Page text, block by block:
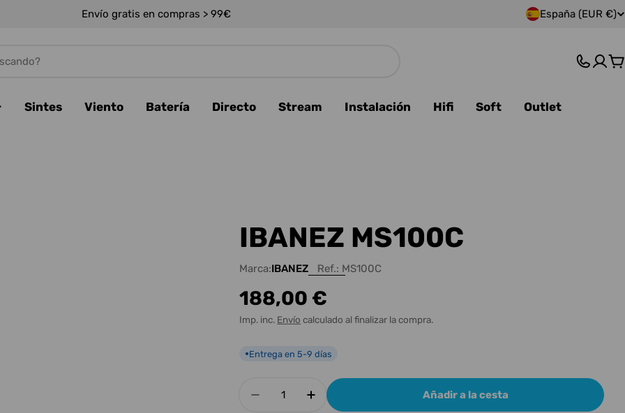
Envío gratis en compras > 99€
P
s
España (EUR €)
Sintes Viento Batería Directo Stream Instalación Hifi Soft
Outlet
IBANEZ MS100C
Marca:IBANEZ Ref.: MS100C
Precio
habitual
188,00 €
Imp. inc. Envío calculado al finalizar la compra.
●Entrega en 5-9 días
Disminuir cantidad para IBANEZ MS100C
Aumentar cantidad para IBANEZ MS100C
Añadir a la cesta